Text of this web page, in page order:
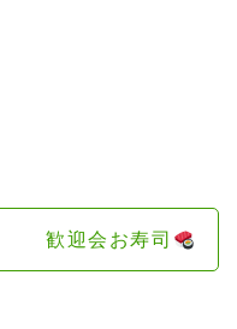
歓迎会お寿司